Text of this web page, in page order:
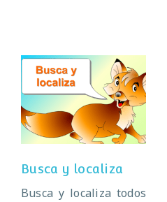
Busca y localiza
Busca y localiza
Busca y localiza todos